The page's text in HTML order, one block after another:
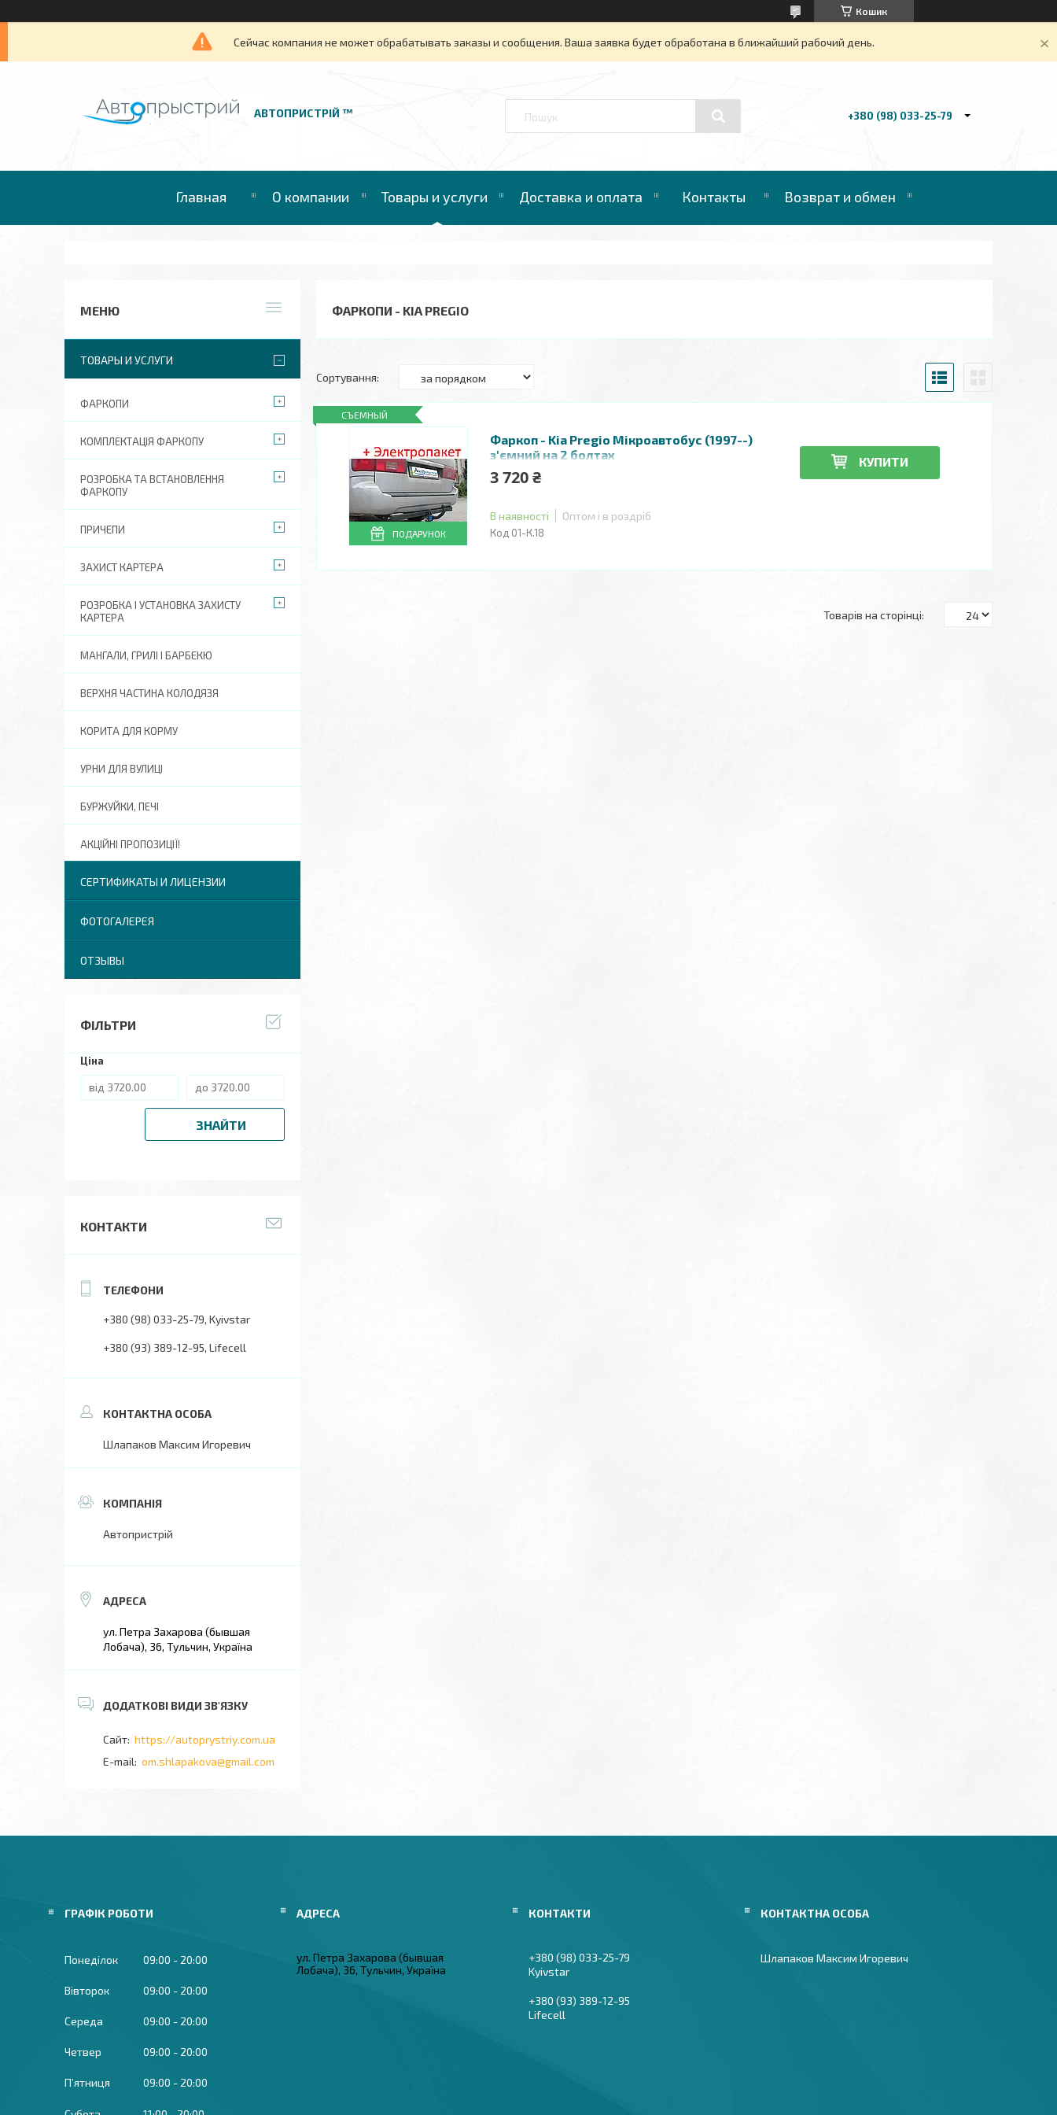
Кошик
Сейчас компания не может обрабатывать заказы и сообщения. Ваша заявка будет обработана в ближайший рабочий день.
АВТОПРИСТРІЙ ™ +380 (98) 033-25-79
Главная О компании Товары и услуги Доставка и оплата Контакты Возврат и обмен
ФАРКОПИ - KIA PREGIO
СЪЕМНЫЙ
ПОДАРУНОК
КУПИТИ
Фаркоп - Kia Pregio Мікроавтобус (1997--)
з'ємний на 2 болтах
3 720 ₴
В наявності Оптом і в роздріб
01-К.18
ТОВАРЫ И УСЛУГИ
ФАРКОПИ
КОМПЛЕКТАЦІЯ ФАРКОПУ
РОЗРОБКА ТА ВСТАНОВЛЕННЯ
ФАРКОПУ
ПРИЧЕПИ
ЗАХИСТ КАРТЕРА
РОЗРОБКА І УСТАНОВКА ЗАХИСТУ
КАРТЕРА
МАНГАЛИ, ГРИЛІ І БАРБЕКЮ
ВЕРХНЯ ЧАСТИНА КОЛОДЯЗЯ
КОРИТА ДЛЯ КОРМУ
УРНИ ДЛЯ ВУЛИЦІ
БУРЖУЙКИ, ПЕЧІ
АКЦІЙНІ ПРОПОЗИЦІЇ!
СЕРТИФИКАТЫ И ЛИЦЕНЗИИ
ФОТОГАЛЕРЕЯ
ОТЗЫВЫ
ФІЛЬТРИ
Ціна
ЗНАЙТИ
КОНТАКТИ
+380 (98) 033-25-79 Kyivstar
+380 (93) 389-12-95 Lifecell
Шлапаков Максим Игоревич
Автопристрій
ул. Петра Захарова (бывшая
Лобача), 36, Тульчин, Україна
https://autoprystriy.com.ua
om.shlapakova@gmail.com
ГРАФІК РОБОТИ
Понеділок 09:00 20:00
Вівторок 09:00 20:00
Середа 09:00 20:00
Четвер 09:00 20:00
Пʼятниця 09:00 20:00
ул. Петра Захарова (бывшая
Лобача), 36, Тульчин, Україна
+380 (98) 033-25-79
Kyivstar
+380 (93) 389-12-95
Lifecell
Шлапаков Максим Игоревич